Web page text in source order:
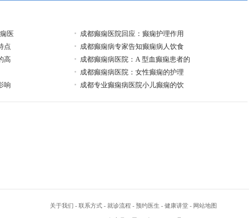
医
成都癫痫医院回应：癫痫护理作用
点
成都癫痫病专家告知癫痫病人饮食
高
成都癫痫病医院：A 型血癫痫患者的
成都癫痫病医院：女性癫痫的护理
响
成都专业癫痫病医院小儿癫痫的饮
关于我们 - 联系方式 - 就诊流程 - 预约医生 - 健康讲堂 - 网站地图